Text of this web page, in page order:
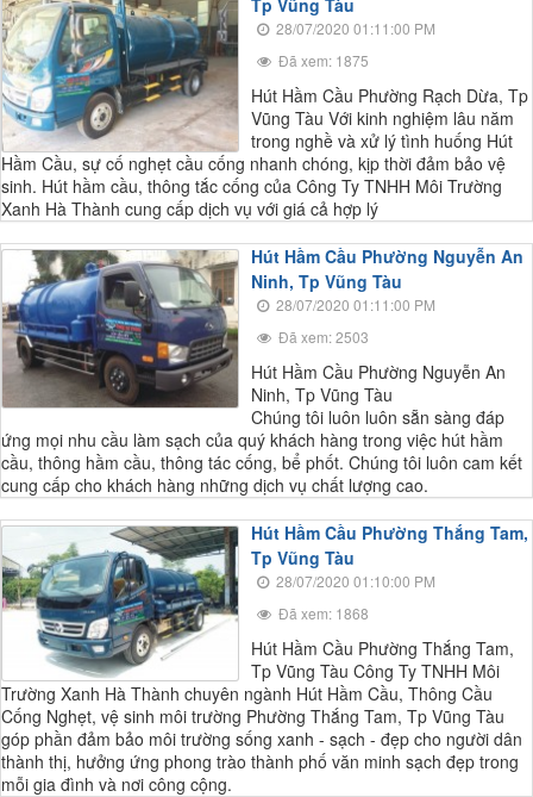
Tp Vũng Tàu
28/07/2020 01:11:00 PM
Đã xem: 1875
Hút Hầm Cầu Phường Rạch Dừa, Tp
Vũng Tàu Với kinh nghiệm lâu năm
trong nghề và xử lý tình huống Hút
Hầm Cầu, sự cố nghẹt cầu cống nhanh chóng, kịp thời đảm bảo vệ
sinh. Hút hầm cầu, thông tắc cống của Công Ty TNHH Môi Trường
Xanh Hà Thành cung cấp dịch vụ với giá cả hợp lý
Hút Hầm Cầu Phường Nguyễn An
Ninh, Tp Vũng Tàu
28/07/2020 01:11:00 PM
Đã xem: 2503
Hút Hầm Cầu Phường Nguyễn An
Ninh, Tp Vũng Tàu
Chúng tôi luôn luôn sẵn sàng đáp
ứng mọi nhu cầu làm sạch của quý khách hàng trong việc hút hầm
cầu, thông hầm cầu, thông tác cống, bể phốt. Chúng tôi luôn cam kết
cung cấp cho khách hàng những dịch vụ chất lượng cao.
Hút Hầm Cầu Phường Thắng Tam,
Tp Vũng Tàu
28/07/2020 01:10:00 PM
Đã xem: 1868
Hút Hầm Cầu Phường Thắng Tam,
Tp Vũng Tàu Công Ty TNHH Môi
Trường Xanh Hà Thành chuyên ngành Hút Hầm Cầu, Thông Cầu
Cống Nghẹt, vệ sinh môi trường Phường Thắng Tam, Tp Vũng Tàu
góp phần đảm bảo môi trường sống xanh - sạch - đẹp cho người dân
thành thị, hưởng ứng phong trào thành phố văn minh sạch đẹp trong
mỗi gia đình và nơi công cộng.